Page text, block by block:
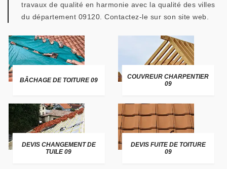
travaux de qualité en harmonie avec la qualité des villes
du département 09120. Contactez-le sur son site web.
BÂCHAGE DE TOITURE 09
COUVREUR CHARPENTIER
09
DEVIS CHANGEMENT DE
TUILE 09
DEVIS FUITE DE TOITURE
09